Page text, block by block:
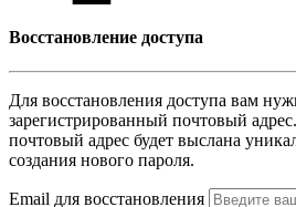
Восcтановление доступа
Для восcтановления доступа вам
зарегистрированный почтовый
почтовый адрес будет выслана
создания нового пароля.
Email для восcтановления